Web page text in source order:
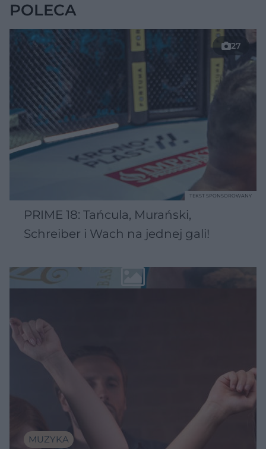
POLECA
27
PRIME 18: Tańcula, Murański,
Schreiber i Wach na jednej gali!
TEKST SPONSOROWANY
MUZYKA